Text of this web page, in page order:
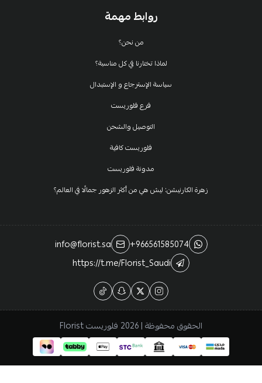
روابط مهمة
من نحن؟
لماذا تختارنا في كل مناسبة؟
سياسة الإسترجاع و الإستبدال
فرع فلوريست
التوصيل والشحن
فلوريست كافية
مدونة فلوريست
زهرة الكارنيشن: ليش هي من أكثر الزهور جمالًا في العالم؟
+966561585074
info@florist.sa
https://t.me/Florist_Saudi
الحقوق محفوظة | 2026 فلوريست Florist